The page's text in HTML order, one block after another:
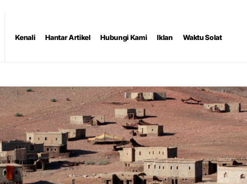
Kenali Hantar Artikel Hubungi Kami Iklan Waktu Solat